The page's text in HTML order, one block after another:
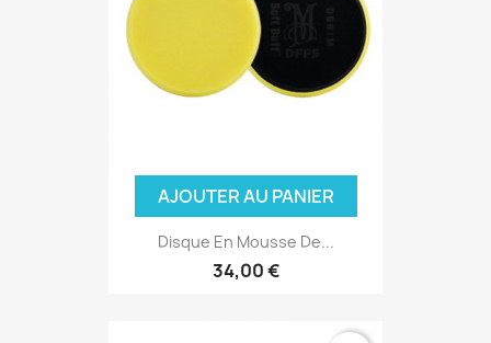
AJOUTER AU PANIER
Disque En Mousse De...
34,00 €